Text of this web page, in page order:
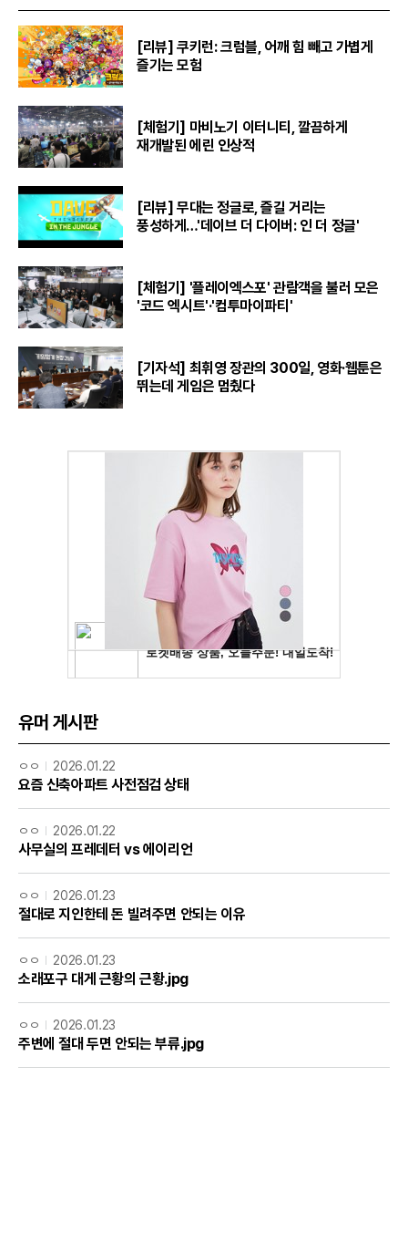
[리뷰] 쿠키런: 크럼블, 어깨 힘 빼고 가볍게
즐기는 모험
[체험기] 마비노기 이터니티, 깔끔하게
재개발된 에린 인상적
[리뷰] 무대는 정글로, 즐길 거리는
풍성하게…'데이브 더 다이버: 인 더 정글'
[체험기] '플레이엑스포' 관람객을 불러 모은
'코드 엑시트'·'컴투마이파티'
[기자석] 최휘영 장관의 300일, 영화·웹툰은
뛰는데 게임은 멈췄다
유머 게시판
ㅇㅇ 2026.01.22
요즘 신축아파트 사전점검 상태
ㅇㅇ 2026.01.22
사무실의 프레데터 vs 에이리언
ㅇㅇ 2026.01.23
절대로 지인한테 돈 빌려주면 안되는 이유
ㅇㅇ 2026.01.23
소래포구 대게 근황의 근황.jpg
ㅇㅇ 2026.01.23
주변에 절대 두면 안되는 부류.jpg